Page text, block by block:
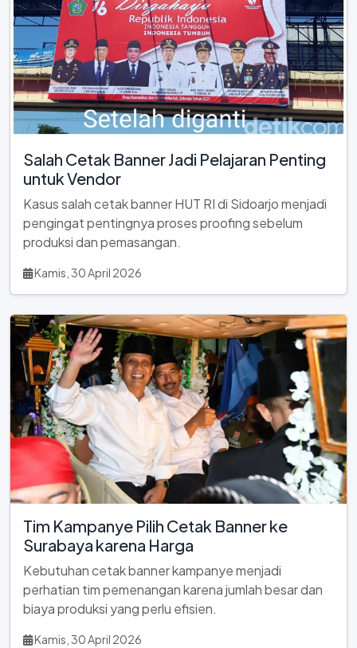
Salah Cetak Banner Jadi Pelajaran Penting
untuk Vendor
Kasus salah cetak banner HUT RI di Sidoarjo menjadi
pengingat pentingnya proses proofing sebelum
produksi dan pemasangan.
Kamis, 30 April 2026
Tim Kampanye Pilih Cetak Banner ke
Surabaya karena Harga
Kebutuhan cetak banner kampanye menjadi
perhatian tim pemenangan karena jumlah besar dan
biaya produksi yang perlu efisien.
Kamis, 30 April 2026